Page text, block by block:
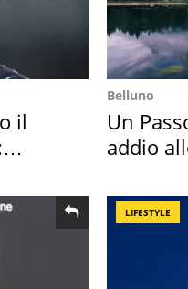
il
Belluno
Un
addio
LIFESTYLE